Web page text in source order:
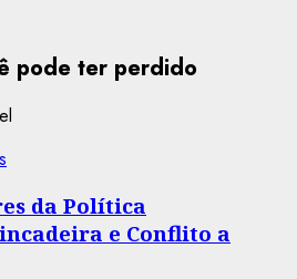
pode ter perdido
da Política
e Conflito a